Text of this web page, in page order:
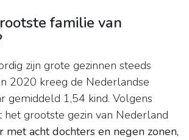
familie van
zijn grote gezinnen steeds
2020 kreeg de Nederlandse
gemiddeld 1,54 kind. Volgens
het grootste gezin van Nederland
met acht dochters en negen zonen,